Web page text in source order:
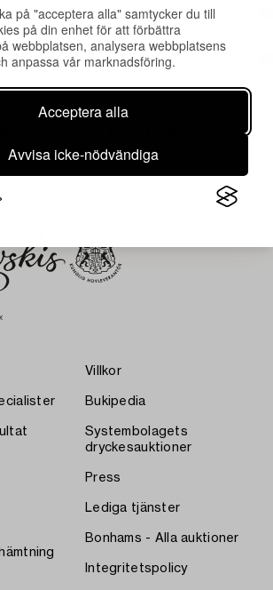
på "acceptera alla" samtycker du till
på din enhet för att förbättra
webbplatsen, analysera webbplatsens
anpassa vår marknadsföring.
Acceptera alla
Avvisa icke-nödvändiga
Villkor
Bukipedia
Systembolagets
dryckesauktioner
Press
Lediga tjänster
Bonhams - Alla auktioner
Integritetspolicy